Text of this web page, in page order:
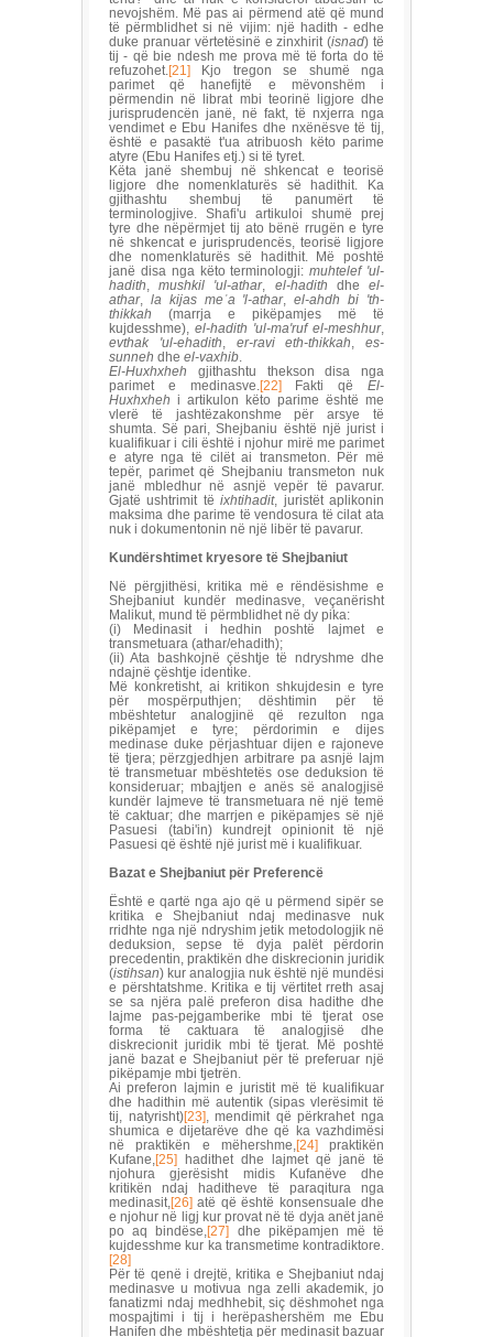
nevojshëm. Më pas ai përmend atë që mund
të përmblidhet si në vijim: një hadith - edhe
duke pranuar vërtetësinë e zinxhirit (isnad) të
tij - që bie ndesh me prova më të forta do të
refuzohet.[21] Kjo tregon se shumë nga
parimet që hanefijtë e mëvonshëm i
përmendin në librat mbi teorinë ligjore dhe
jurisprudencën janë, në fakt, të nxjerra nga
vendimet e Ebu Hanifes dhe nxënësve të tij,
është e pasaktë t'ua atribuosh këto parime
atyre (Ebu Hanifes etj.) si të tyret.
Këta janë shembuj në shkencat e teorisë
ligjore dhe nomenklaturës së hadithit. Ka
gjithashtu shembuj të panumërt të
terminologjive. Shafi'u artikuloi shumë prej
tyre dhe nëpërmjet tij ato bënë rrugën e tyre
në shkencat e jurisprudencës, teorisë ligjore
dhe nomenklaturës së hadithit. Më poshtë
janë disa nga këto terminologji:muhtelef 'ul-
hadith,mushkil 'ul-athar, el-hadith dheel-
athar, la kijas meʿa 'l-athar,el-ahdh bi 'th-
thikkah (marrja e pikëpamjes më të
kujdesshme), el-hadith 'ul-ma'ruf el-meshhur,
evthak 'ul-ehadith, er-ravi eth-thikkah, es-
sunneh dhe el-vaxhib.
El-Huxhxheh gjithashtu thekson disa nga
parimet e medinasve.[22] Fakti qëEl-
Huxhxheh i artikulon këto parime është me
vlerë të jashtëzakonshme për arsye të
shumta. Së pari, Shejbaniu është një jurist i
kualifikuar i cili është i njohur mirë me parimet
e atyre nga të cilët ai transmeton. Për më
tepër, parimet që Shejbaniu transmeton nuk
janë mbledhur në asnjë vepër të pavarur.
Gjatë ushtrimit tëixhtihadit, juristët aplikonin
maksima dhe parime të vendosura të cilat ata
nuk i dokumentonin në një libër të pavarur.
Kundërshtimet kryesore të Shejbaniut
Në përgjithësi, kritika më e rëndësishme e
Shejbaniut kundër medinasve, veçanërisht
Malikut, mund të përmblidhet në dy pika:
(i) Medinasit i hedhin poshtë lajmet e
transmetuara (athar/ehadith);
(ii) Ata bashkojnë çështje të ndryshme dhe
ndajnë çështje identike.
Më konkretisht, ai kritikon shkujdesin e tyre
për mospërputhjen; dështimin për të
mbështetur analogjinë që rezulton nga
pikëpamjet e tyre; përdorimin e dijes
medinase duke përjashtuar dijen e rajoneve
të tjera; përzgjedhjen arbitrare pa asnjë lajm
të transmetuar mbështetës ose deduksion të
konsideruar; mbajtjen e anës së analogjisë
kundër lajmeve të transmetuara në një temë
të caktuar; dhe marrjen e pikëpamjes së një
Pasuesi (tabi'in) kundrejt opinionit të një
Pasuesi që është një jurist më i kualifikuar.
Bazat e Shejbaniut për Preferencë
Është e qartë nga ajo që u përmend sipër se
kritika e Shejbaniut ndaj medinasve nuk
rridhte nga një ndryshim jetik metodologjik në
deduksion, sepse të dyja palët përdorin
precedentin, praktikën dhe diskrecionin juridik
(istihsan) kur analogjia nuk është një mundësi
e përshtatshme. Kritika e tij vërtitet rreth asaj
se sa njëra palë preferon disa hadithe dhe
lajme pas-pejgamberike mbi të tjerat ose
forma të caktuara të analogjisë dhe
diskrecionit juridik mbi të tjerat. Më poshtë
janë bazat e Shejbaniut për të preferuar një
pikëpamje mbi tjetrën.
Ai preferon lajmin e juristit më të kualifikuar
dhe hadithin më autentik (sipas vlerësimit të
tij, natyrisht)[23], mendimit që përkrahet nga
shumica e dijetarëve dhe që ka vazhdimësi
në praktikën e mëhershme,[24] praktikën
Kufane,[25] hadithet dhe lajmet që janë të
njohura gjerësisht midis Kufanëve dhe
kritikën ndaj haditheve të paraqitura nga
medinasit,[26] atë që është konsensuale dhe
e njohur në ligj kur provat në të dyja anët janë
po aq bindëse,[27] dhe pikëpamjen më të
kujdesshme kur ka transmetime kontradiktore.
[28]
Për të qenë i drejtë, kritika e Shejbaniut ndaj
medinasve u motivua nga zelli akademik, jo
fanatizmi ndaj medhhebit, siç dëshmohet nga
mospajtimi i tij i herëpashershëm me Ebu
Hanifen dhe mbështetja për medinasit bazuar